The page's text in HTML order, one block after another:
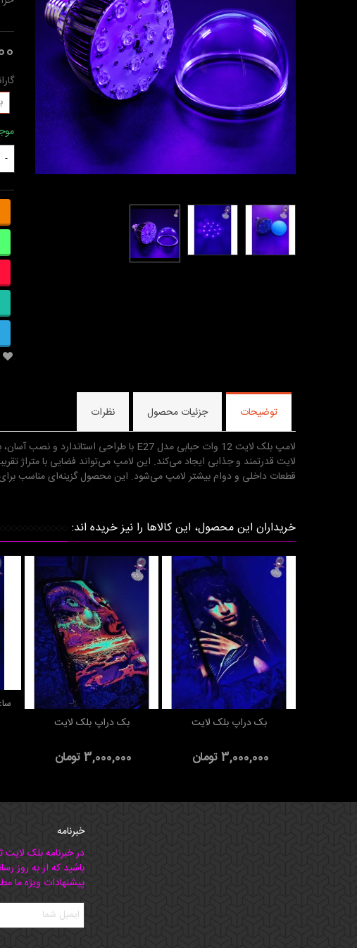
-
توضیحات جزئیات محصول نظرات
لایت قدرتمند و جذابی ایجاد می‌کند. این لامپ می‌تواند فضایی با متراژ
قطعات داخلی و دوام بیشتر لامپ می‌شود. این محصول گزینه‌ای مناسب
خریداران این محصول، این کالاها را نیز خریده اند:
افزودن به سبد خرید
بک دراپ بلک لایت
3,000,000 تومان
افزودن به سبد خرید
بک دراپ بلک لایت
3,000,000 تومان
خبرنامه
در خبرنامه بلک لایت
باشید که از به روز
پیشنهادات ویژه ما